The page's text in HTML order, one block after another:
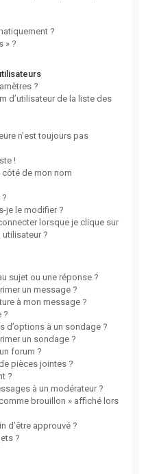
?
» ?
?
d’utilisateur de la liste des
n’est toujours pas
!
de mon nom
je le modifier ?
lorsque je clique sur
utilisateur ?
sujet ou une réponse ?
un message ?
à mon message ?
?
d’options à un sondage ?
un sondage ?
forum ?
pièces jointes ?
?
à un modérateur ?
brouillon » affiché lors
d’être approuvé ?
?